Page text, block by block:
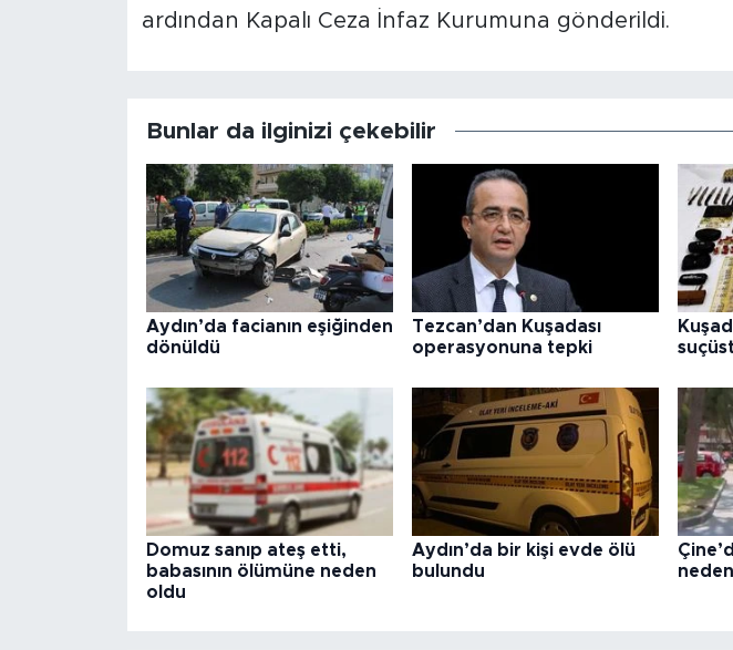
ardından Kapalı Ceza İnfaz Kurumuna gönderildi.
Bunlar da ilginizi çekebilir
Aydın’da facianın eşiğinden
dönüldü
Tezcan’dan Kuşadası
operasyonuna tepki
Domuz sanıp ateş etti,
babasının ölümüne neden
oldu
Aydın’da bir kişi evde ölü
bulundu